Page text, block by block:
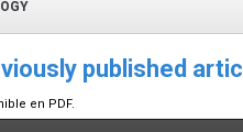
published
en PDF.